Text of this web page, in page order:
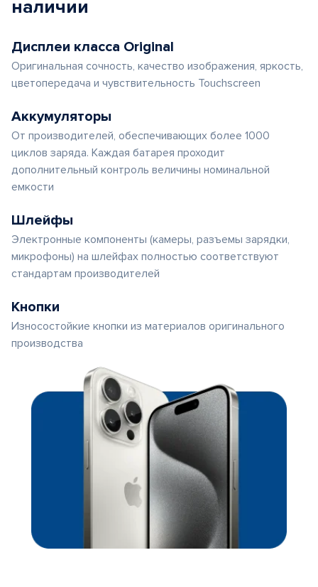
наличии
Дисплеи класса Original
Оригинальная сочность, качество изображения, яркость,
цветопередача и чувствительность Touchscreen
Аккумуляторы
От производителей, обеспечивающих более 1000
циклов заряда. Каждая батарея проходит
дополнительный контроль величины номинальной
емкости
Шлейфы
Электронные компоненты (камеры, разъемы зарядки,
микрофоны) на шлейфах полностью соответствуют
стандартам производителей
Кнопки
Износостойкие кнопки из материалов оригинального
производства